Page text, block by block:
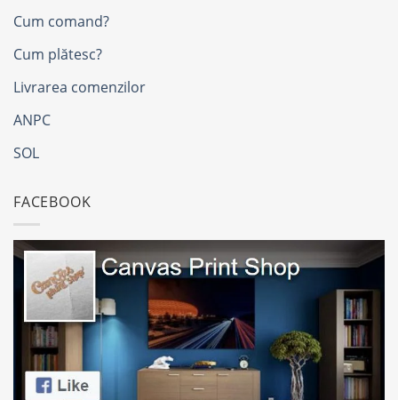
Cum comand?
Cum plătesc?
Livrarea comenzilor
ANPC
SOL
FACEBOOK